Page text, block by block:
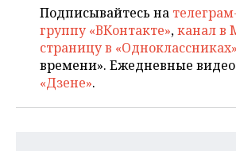
Подписывайтесь на
группу «ВКонтакте»,канал в
страницу в «Одноклассниках»
времени». Ежедневные
«Дзене».